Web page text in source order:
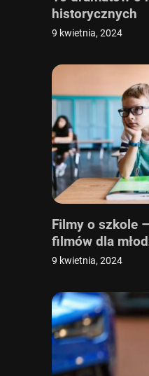
historycznych
9 kwietnia, 2024
Filmy o szkole
filmów dla
9 kwietnia, 2024